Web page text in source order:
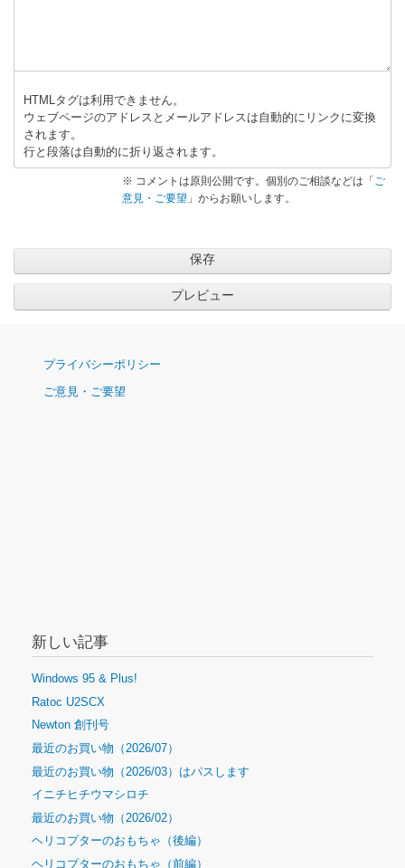
HTMLタグは利用できません。
ウェブページのアドレスとメールアドレスは自動的にリンクに変換
されます。
行と段落は自動的に折り返されます。
※ コメントは原則公開です。個別のご相談などは「 ご
意見・ご要望 」からお願いします。
ナ
ゲ
プライバシーポリシー
ご意見・ご要望
新しい記事
Windows 95 & Plus!
Ratoc U2SCX
Newton 創刊号
最近のお買い物（2026/07）
最近のお買い物（2026/03）はパスします
イニチヒチウマシロチ
最近のお買い物（2026/02）
ヘリコプターのおもちゃ（後編）
ヘリコプターのおもちゃ（前編）